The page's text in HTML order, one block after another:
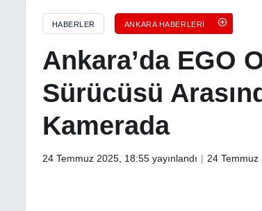
HABERLER ANKARA HABERLERI
Ankara’da EGO
Sürücüsü
Kamerada
24 Temmuz 2025, 18:55 yayınlandı 24